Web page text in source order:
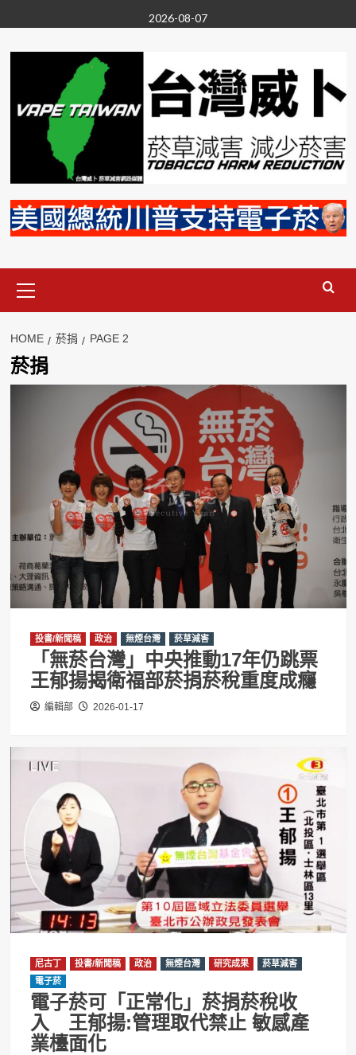
to
content
2026-08-07
Menu
HOME 菸捐 PAGE 2
菸捐
投書/新聞稿 政治 無煙台灣 菸草減害
「無菸台灣」中央推動17年仍跳票
王郁揚揭衛福部菸捐菸稅重度成癮
編輯部 2026-01-17
尼古丁 投書/新聞稿 政治 無煙台灣 研究成果
菸草減害
電子菸
電子菸可「正常化」菸捐菸稅收
入 王郁揚:管理取代禁止 敏感產
業檯面化